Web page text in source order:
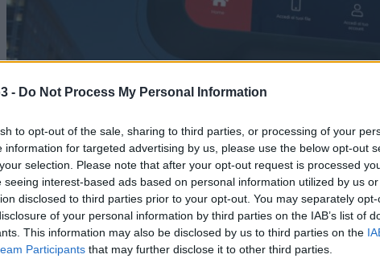
- Do Not Process My Personal Information
to opt-out of the sale, sharing to third parties, or processing of your
information for targeted advertising by us, please use the below opt-out
selection. Please note that after your opt-out request is processed
seeing interest-based ads based on personal information utilized by us
disclosed to third parties prior to your opt-out. You may separately
of your personal information by third parties on the IAB’s list of
This information may also be disclosed by us to third parties on the
Participants that may further disclose it to other third parties.
TIM PRESENTA LE CABINE
FUTURO, SMART E DIGITALI
29 Settembre 2023 15:52by Redazione
Presentate in anteprima all’Italian Tech Week le ‘stazioni
TIM lancia le nuove cabine digitaliche permettono di accedere in
digitali, tra cui quelli di pubblica utilità. Le stazioni